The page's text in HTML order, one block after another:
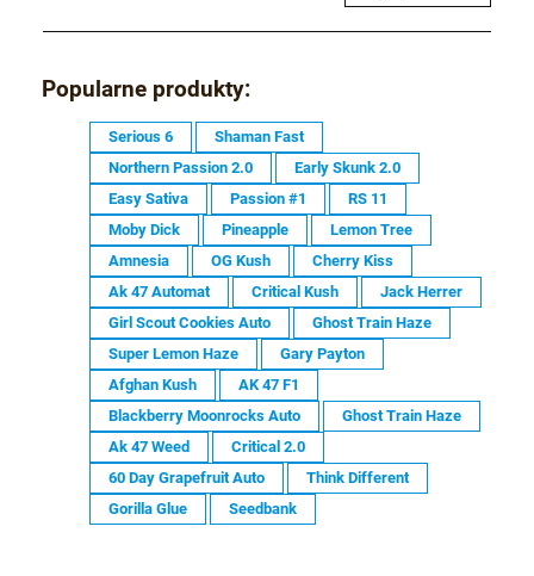
Popularne produkty:
Serious 6
Shaman Fast
Northern Passion 2.0
Early Skunk 2.0
Easy Sativa
Passion #1
RS 11
Moby Dick
Pineapple
Lemon Tree
Amnesia
OG Kush
Cherry Kiss
Ak 47 Automat
Critical Kush
Jack Herrer
Girl Scout Cookies Auto
Ghost Train Haze
Super Lemon Haze
Gary Payton
Afghan Kush
AK 47 F1
Blackberry Moonrocks Auto
Ghost Train Haze
Ak 47 Weed
Critical 2.0
60 Day Grapefruit Auto
Think Different
Gorilla Glue
Seedbank